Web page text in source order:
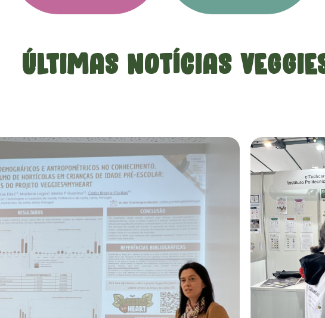
Últimas NotÍcias
No XXIV
E
6 de Abril,